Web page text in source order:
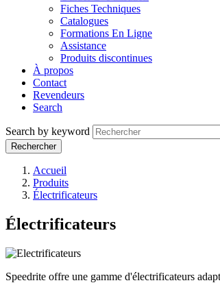
Fiches Techniques
Catalogues
Formations En Ligne
Assistance
Produits discontinues
À propos
Contact
Revendeurs
Search
Search by keyword
Accueil
Produits
Électrificateurs
Électrificateurs
Speedrite offre une gamme d'électrificateurs